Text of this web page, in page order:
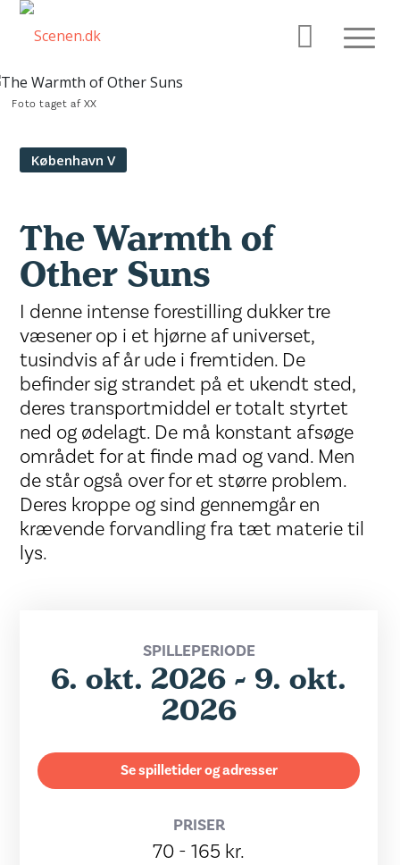
Foto taget af XX
København V
The Warmth of
Other Suns
I denne intense forestilling dukker tre
væsener op i et hjørne af universet,
tusindvis af år ude i fremtiden. De
befinder sig strandet på et ukendt sted,
deres transportmiddel er totalt styrtet
ned og ødelagt. De må konstant afsøge
området for at finde mad og vand. Men
de står også over for et større problem.
Deres kroppe og sind gennemgår en
krævende forvandling fra tæt materie til
lys.
SPILLEPERIODE
6. okt. 2026 - 9. okt.
2026
Se spilletider og adresser
PRISER
70 - 165 kr.